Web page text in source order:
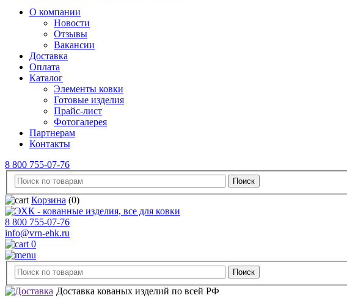
О компании
Новости
Отзывы
Вакансии
Доставка
Оплата
Каталог
Элементы ковки
Готовые изделия
Прайс-лист
Фотогалерея
Партнерам
Контакты
8 800 755-07-76
Корзина (0)
8 800 755-07-76
info@vrn-ehk.ru
0
Доставка кованых изделий по всей РФ